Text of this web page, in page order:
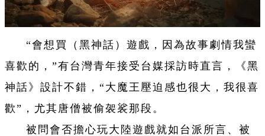
“會想買（黑神話）遊戲，因為故事劇情我蠻
喜歡的，”有台灣青年接受台媒採訪時直言，《黑
神話》設計不錯，“大魔王壓迫感也很大，我很喜
歡”，尤其唐僧被偷袈裟那段。
被問會否擔心玩大陸遊戲就如台派所言、被